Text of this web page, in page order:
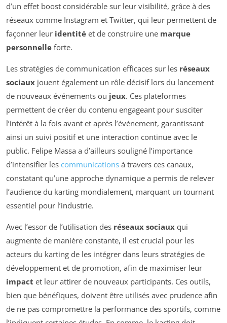
d’un effet boost considérable sur leur visibilité, grâce à des
réseaux comme Instagram et Twitter, qui leur permettent de
façonner leur identité et de construire une marque
personnelle forte.
Les stratégies de communication efficaces sur les réseaux
sociaux jouent également un rôle décisif lors du lancement
de nouveaux événements ou jeux. Ces plateformes
permettent de créer du contenu engageant pour susciter
l’intérêt à la fois avant et après l’événement, garantissant
ainsi un suivi positif et une interaction continue avec le
public. Felipe Massa a d’ailleurs souligné l’importance
d’intensifier les communications à travers ces canaux,
constatant qu’une approche dynamique a permis de relever
l’audience du karting mondialement, marquant un tournant
essentiel pour l’industrie.
Avec l’essor de l’utilisation des réseaux sociaux qui
augmente de manière constante, il est crucial pour les
acteurs du karting de les intégrer dans leurs stratégies de
développement et de promotion, afin de maximiser leur
impact et leur attirer de nouveaux participants. Ces outils,
bien que bénéfiques, doivent être utilisés avec prudence afin
de ne pas compromettre la performance des sportifs, comme